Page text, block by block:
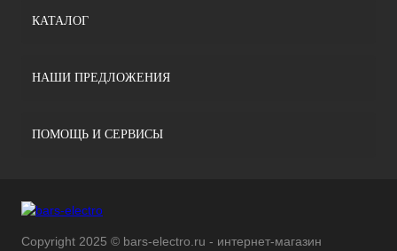
КАТАЛОГ
НАШИ ПРЕДЛОЖЕНИЯ
ПОМОЩЬ И СЕРВИСЫ
Copyright 2025 © bars-electro.ru - интернет-магазин